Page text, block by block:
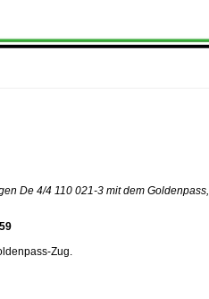
De 4/4 110 021-3 mit dem
Zug.